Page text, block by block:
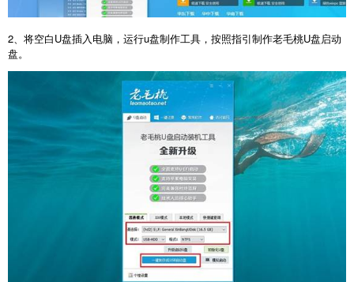
2、将空白U盘插入电脑，运行u盘制作工具，按照指引制作老毛桃U盘启动
盘。